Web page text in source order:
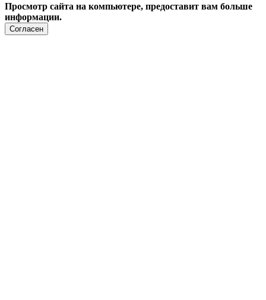
Просмотр сайта на компьютере, предоставит вам больше
информации.
Согласен